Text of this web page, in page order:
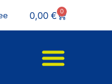
0,00 € 0